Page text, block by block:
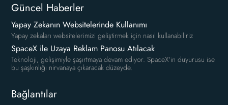
Güncel Haberler
Yapay Zekanın Websitelerinde Kullanımı
Yapay zekaları websitelerimizi geliştirmek için nasıl kullanabiliriz
SpaceX ile Uzaya Reklam Panosu Atılacak
Teknoloji, gelişimiyle şaşırtmaya devam ediyor. SpaceX'in duyurusu ise
bu şaşkınlığı nirvanaya çıkaracak düzeyde.
Bağlantılar